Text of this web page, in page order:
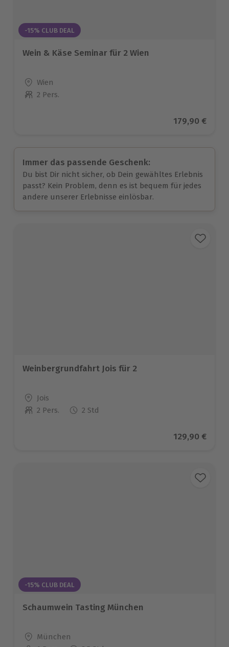
-15% CLUB DEAL
Wein & Käse Seminar für 2 Wien
Standort
Wien
Anzahl der Teilnehmer
2 Pers.
Aktueller
179,90 €
Immer das passende Geschenk:
Du bist Dir nicht sicher, ob Dein gewähltes Erlebnis
passt? Kein Problem, denn es ist bequem für jedes
andere unserer Erlebnisse einlösbar.
Weinbergrundfahrt Jois für 2
Standort
Jois
Anzahl der Teilnehmer
2 Pers. 2 Std
Aktueller
129,90 €
-15% CLUB DEAL
Schaumwein Tasting München
Standort
München